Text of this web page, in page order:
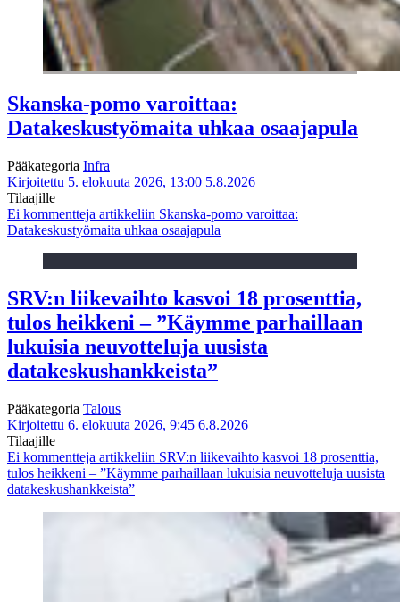
Skanska-pomo varoittaa:
Datakeskustyömaita uhkaa osaajapula
Pääkategoria Infra
Kirjoitettu 5. elokuuta 2026, 13:00 5.8.2026
Tilaajille
Ei kommentteja artikkeliin Skanska-pomo varoittaa:
Datakeskustyömaita uhkaa osaajapula
SRV:n liikevaihto kasvoi 18 prosenttia,
tulos heikkeni – ”Käymme parhaillaan
lukuisia neuvotteluja uusista
datakeskushankkeista”
Pääkategoria Talous
Kirjoitettu 6. elokuuta 2026, 9:45 6.8.2026
Tilaajille
Ei kommentteja artikkeliin SRV:n liikevaihto kasvoi 18 prosenttia,
tulos heikkeni – ”Käymme parhaillaan lukuisia neuvotteluja uusista
datakeskushankkeista”